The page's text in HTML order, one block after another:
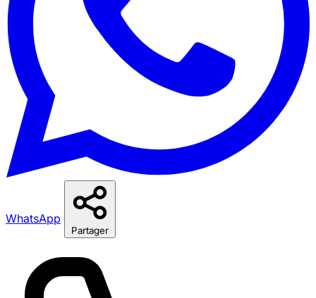
WhatsApp
Partager